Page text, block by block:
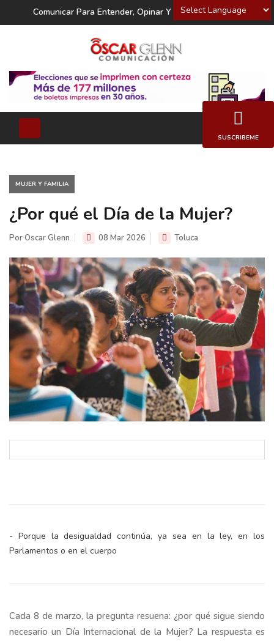
Powered by
Comunicar Para Entender, Opinar Y Decidir
MUJER Y FAMILIA
¿Por qué el Día de la Mujer?
Por Oscar Glenn 08 Mar 2026 Toluca
- Porque la desigualdad continúa, ya sea en la ley, en los
Parlamentos o en el cuerpo
Cada 8 de marzo, la pregunta resuena: ¿por qué sigue siendo
necesario un Día Internacional de la Mujer? La respuesta es
SUSCRIBEME